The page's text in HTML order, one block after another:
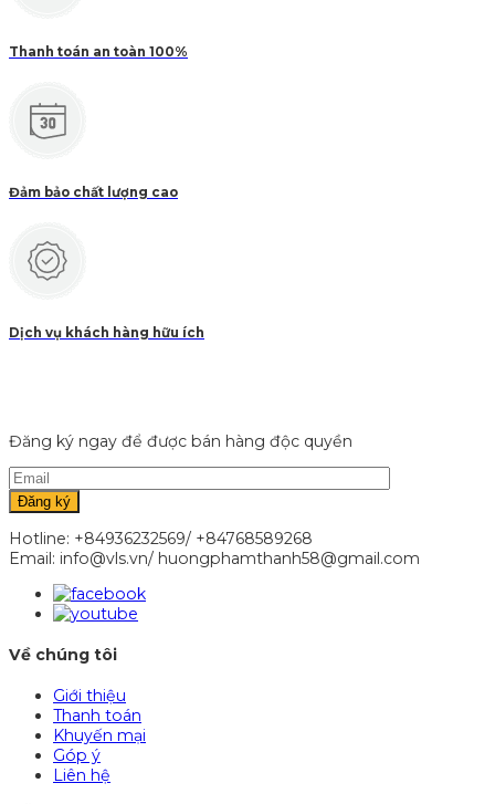
Thanh toán an toàn 100%
Đảm bảo chất lượng cao
Dịch vụ khách hàng hữu ích
Đăng ký ngay để được bán hàng độc quyền
Hotline: +84936232569/ +84768589268
Email: info@vls.vn/ huongphamthanh58@gmail.com
Về chúng tôi
Giới thiệu
Thanh toán
Khuyến mại
Góp ý
Liên hệ